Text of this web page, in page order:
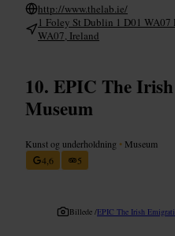
http://www.thelab.ie/
1 Foley St Dublin 1 D01
WA07, Ireland
EPIC The
Museum
Kunst og underholdning • Museum
4,6
5
Billede /EPIC The Irish